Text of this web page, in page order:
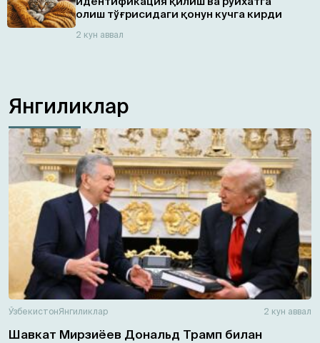
олиш тўғрисидаги қонун кучга кирди
2 кун аввал
Янгиликлар
ЎзбекистонЯнгиликлар 2 кун аввал
Шавкат Мирзиёев Дональд Трамп билан